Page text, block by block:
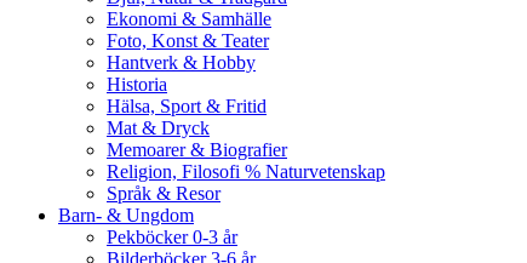
Ekonomi & Samhälle
Foto, Konst & Teater
Hantverk & Hobby
Historia
Hälsa, Sport & Fritid
Mat & Dryck
Memoarer & Biografier
Religion, Filosofi % Naturvetenskap
Språk & Resor
Barn- & Ungdom
Pekböcker 0-3 år
Bilderböcker 3-6 år